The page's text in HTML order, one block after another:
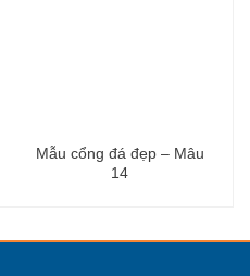
Mẫu cổng đá đẹp – Mâu
14